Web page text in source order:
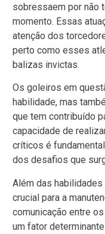
sobressaem por não
momento. Essas
atenção dos
perto como esses
balizas invictas.
Os goleiros em
habilidade, mas
que tem contribuído
capacidade de
críticos é
dos desafios que
Além das
crucial para a
comunicação entre
um fator